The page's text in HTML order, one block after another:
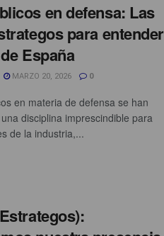
en defensa: Las
para entender
España
MARZO 20, 2026 0
en materia de defensa se han
disciplina imprescindible para
de la industria,...